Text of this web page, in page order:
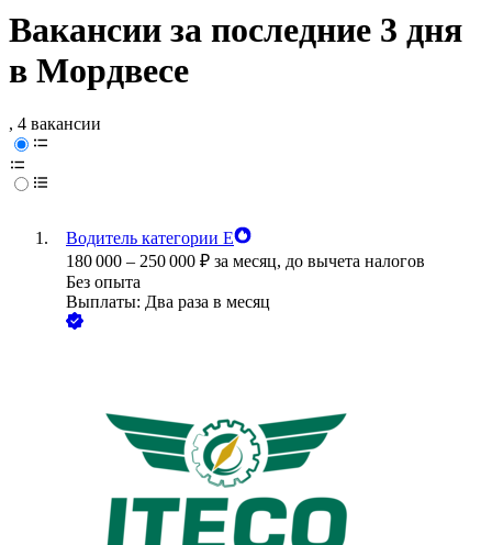
Вакансии за последние 3 дня
в Мордвесе
, 4 вакансии
Водитель категории Е
180 000 – 250 000 ₽ за месяц, до вычета налогов
Без опыта
Выплаты: Два раза в месяц